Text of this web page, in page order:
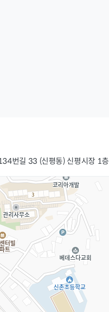
번길 33 (신평동) 신평시장 1층